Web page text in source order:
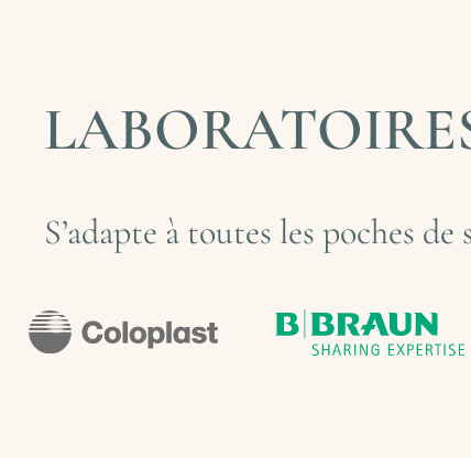
S’adapte à toutes les poches